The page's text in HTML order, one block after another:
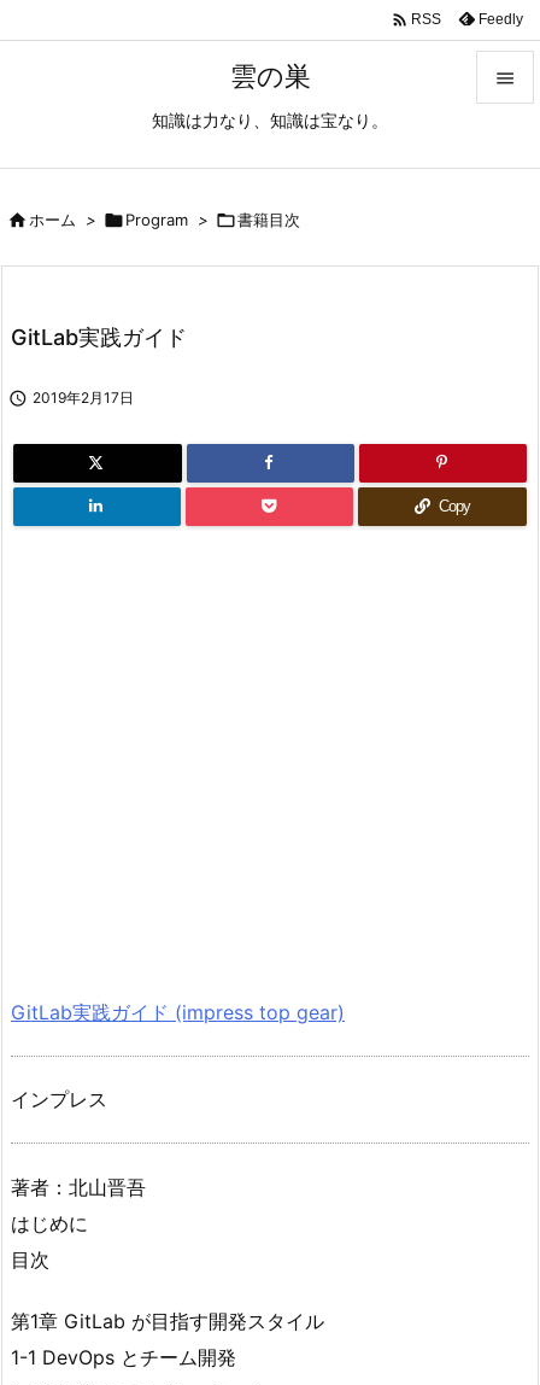
雲の巣
知識は力なり、知識は宝なり。

 RSS Feedly
ホーム > Program > 書籍目次
GitLab実践ガイド
 2019年2月17日
Copy
GitLab実践ガイド (impress top gear)
インプレス
著者：北山晋吾
はじめに
目次
第1章 GitLab が目指す開発スタイル
1-1 DevOps とチーム開発